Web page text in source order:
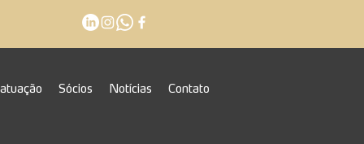
Sócios Notícias Contato